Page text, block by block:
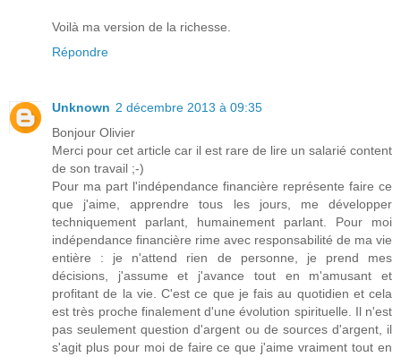
Voilà ma version de la richesse.
Répondre
Unknown 2 décembre 2013 à 09:35
Bonjour Olivier
Merci pour cet article car il est rare de lire un salarié content
de son travail ;-)
Pour ma part l'indépendance financière représente faire ce
que j'aime, apprendre tous les jours, me développer
techniquement parlant, humainement parlant. Pour moi
indépendance financière rime avec responsabilité de ma vie
entière : je n'attend rien de personne, je prend mes
décisions, j'assume et j'avance tout en m'amusant et
profitant de la vie. C'est ce que je fais au quotidien et cela
est très proche finalement d'une évolution spirituelle. Il n'est
pas seulement question d'argent ou de sources d'argent, il
s'agit plus pour moi de faire ce que j'aime vraiment tout en